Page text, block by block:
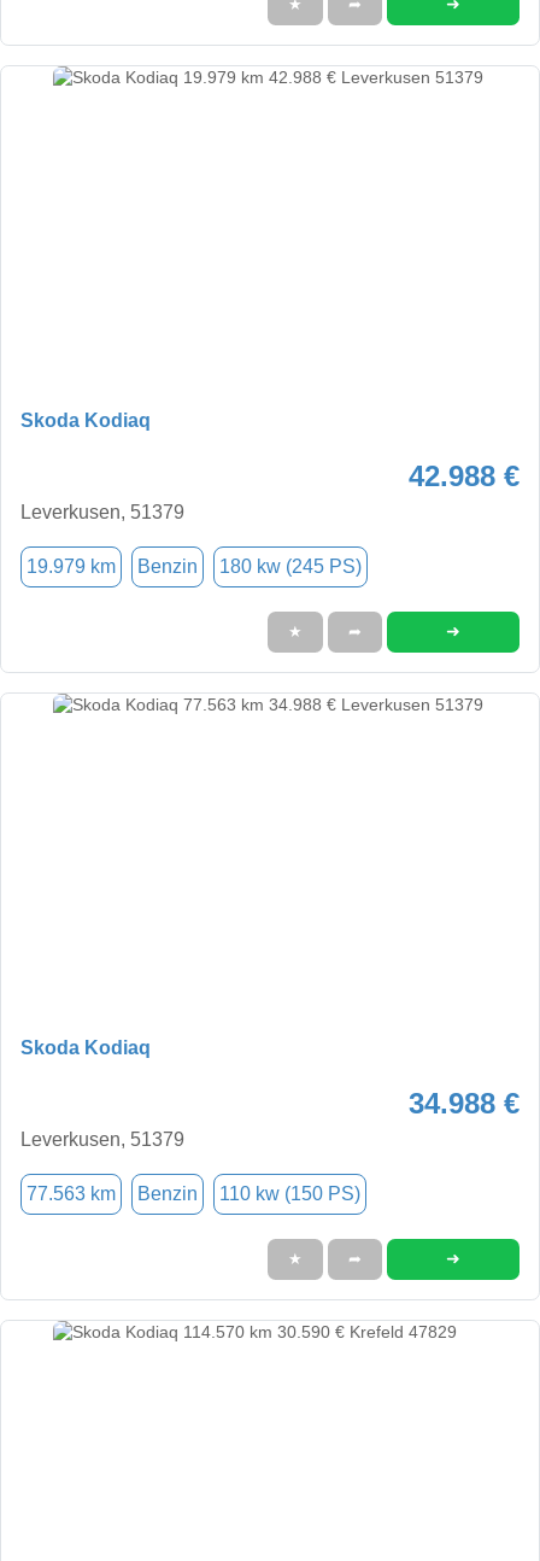
★ ➦ ➜
Skoda Kodiaq
42.988 €
Leverkusen, 51379
19.979 km Benzin 180 kw (245 PS)
★ ➦ ➜
Skoda Kodiaq
34.988 €
Leverkusen, 51379
77.563 km Benzin 110 kw (150 PS)
★ ➦ ➜